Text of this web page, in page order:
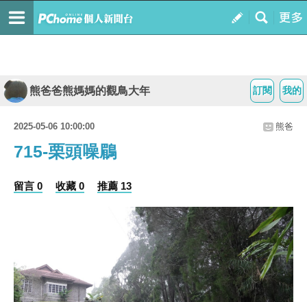
我的
訂閱
熊爸爸熊媽媽的觀鳥大年
2025-05-06 10:00:00 熊爸
715-栗頭噪鶥
留言 0 收藏 0 推薦 13